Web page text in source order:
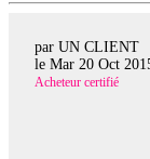
par UN CLIENT
le Mar 20 Oct
Acheteur certifié